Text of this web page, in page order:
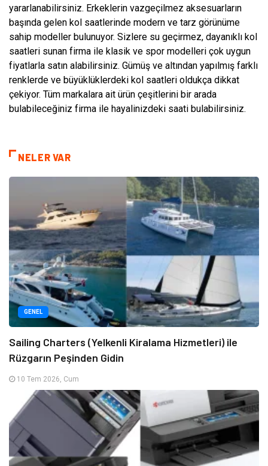
yararlanabilirsiniz. Erkeklerin vazgeçilmez aksesuarların
başında gelen kol saatlerinde modern ve tarz görünüme
sahip modeller bulunuyor. Sizlere su geçirmez, dayanıklı kol
saatleri sunan firma ile klasik ve spor modelleri çok uygun
fiyatlarla satın alabilirsiniz. Gümüş ve altından yapılmış farklı
renklerde ve büyüklüklerdeki kol saatleri oldukça dikkat
çekiyor. Tüm markalara ait ürün çeşitlerini bir arada
bulabileceğiniz firma ile hayalinizdeki saati bulabilirsiniz.
NELER VAR
GENEL
Sailing Charters (Yelkenli Kiralama Hizmetleri) ile
Rüzgarın Peşinden Gidin
10 Tem 2026, Cum